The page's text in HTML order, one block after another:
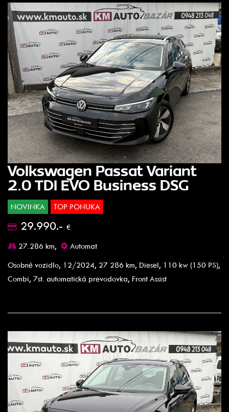
Volkswagen Passat Variant
2.0 TDI EVO Business DSG
NOVINKA TOP PONUKA
29.990.- €
27.286 km,
Automat
Osobné vozidlo, 12/2024, 27 286 km, Diesel, 110 kw (150 PS),
Combi, 7st. automatická prevodovka, Front Assist